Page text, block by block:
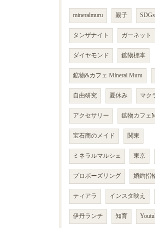
mineralmuru 親子 SDGs
タンザナイト ガーネット
ダイヤモンド 鉱物標本
鉱物&カフェ Mineral Muru
自由研究 夏休み マク
アクセサリー 鉱物カフェ
宝石商のメイド 関東
ミネラルマルシェ 東京
プロポーズリング 婚約指
ティアラ インスタ映え
伊丹ランチ 知育